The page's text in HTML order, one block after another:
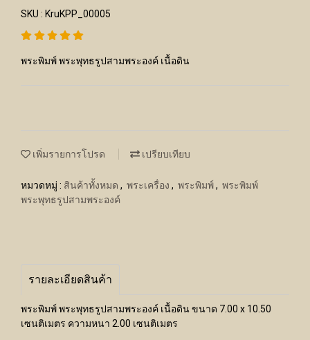
SKU : KruKPP_00005
พระพิมพ์ พระพุทธรูปสามพระองค์ เนื้อดิน
เพิ่มรายการโปรด เปรียบเทียบ
หมวดหมู่ : สินค้าทั้งหมด , พระเครื่อง , พระพิมพ์, พระพิมพ์
พระพุทธรูปสามพระองค์
รายละเอียดสินค้า
พระพิมพ์ พระพุทธรูปสามพระองค์ เนื้อดิน ขนาด 7.00 x 10.50
เซนติเมตร ความหนา 2.00 เซนติเมตร